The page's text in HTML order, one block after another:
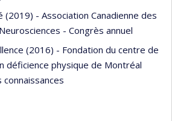
(2019) - Association Canadienne des
- Congrès annuel
(2016) - Fondation du centre de
déficience physique de Montréal